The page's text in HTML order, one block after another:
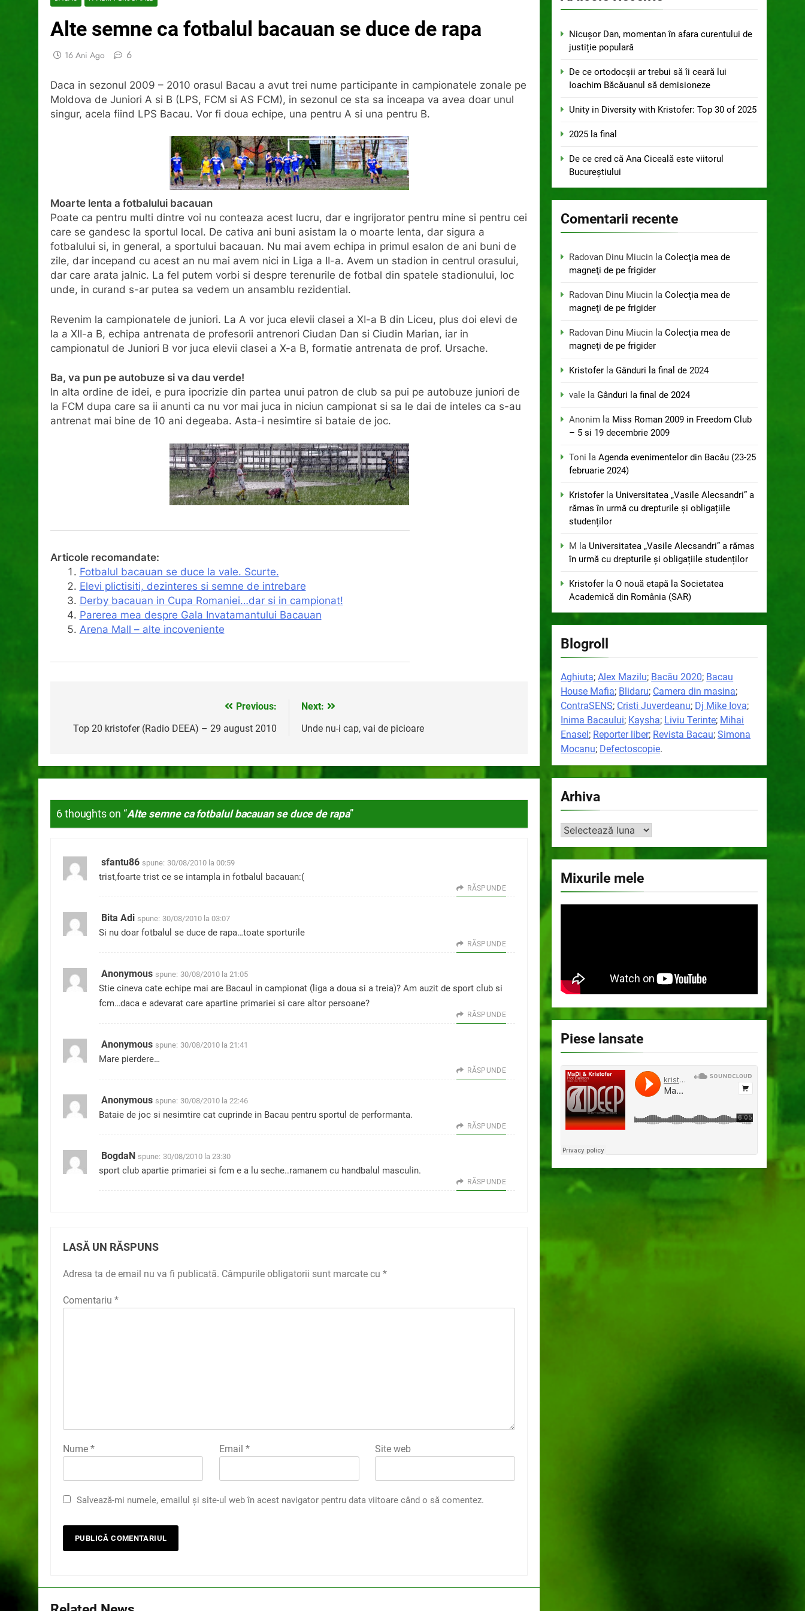
Alte semne ca fotbalul bacauan se duce de rapa
16 Ani Ago 6
Daca in sezonul 2009 – 2010 orasul Bacau a avut trei nume participante in campionatele zonale pe
Moldova de Juniori A si B (LPS, FCM si AS FCM), in sezonul ce sta sa inceapa va avea doar unul
singur, acela fiind LPS Bacau. Vor fi doua echipe, una pentru A si una pentru B.
Moarte lenta a fotbalului bacauan
Poate ca pentru multi dintre voi nu conteaza acest lucru, dar e ingrijorator pentru mine si pentru cei
care se gandesc la sportul local. De cativa ani buni asistam la o moarte lenta, dar sigura a
fotbalului si, in general, a sportului bacauan. Nu mai avem echipa in primul esalon de ani buni de
zile, dar incepand cu acest an nu mai avem nici in Liga a II-a. Avem un stadion in centrul orasului,
dar care arata jalnic. La fel putem vorbi si despre terenurile de fotbal din spatele stadionului, loc
unde, in curand s-ar putea sa vedem un ansamblu rezidential.
Revenim la campionatele de juniori. La A vor juca elevii clasei a XI-a B din Liceu, plus doi elevi de
la a XII-a B, echipa antrenata de profesorii antrenori Ciudan Dan si Ciudin Marian, iar in
campionatul de Juniori B vor juca elevii clasei a X-a B, formatie antrenata de prof. Ursache.
Ba, va pun pe autobuze si va dau verde!
In alta ordine de idei, e pura ipocrizie din partea unui patron de club sa pui pe autobuze juniori de
la FCM dupa care sa ii anunti ca nu vor mai juca in niciun campionat si sa le dai de inteles ca s-au
antrenat mai bine de 10 ani degeaba. Asta-i nesimtire si bataie de joc.
Articole recomandate:
Fotbalul bacauan se duce la vale. Scurte.
Elevi plictisiti, dezinteres si semne de intrebare
Derby bacauan in Cupa Romaniei…dar si in campionat!
Parerea mea despre Gala Invatamantului Bacauan
Arena Mall – alte incoveniente
în
Previous:
Top 20 kristofer (Radio DEEA) – 29 august 2010
Next:
Unde nu-i cap, vai de picioare
6 thoughts on “Alte semne ca fotbalul bacauan se duce de rapa”
sfantu86 spune: 30/08/2010 la 00:59
trist,foarte trist ce se intampla in fotbalul bacauan:(
RĂSPUNDE
Bita Adi spune: 30/08/2010 la 03:07
Si nu doar fotbalul se duce de rapa…toate sporturile
RĂSPUNDE
Anonymous spune: 30/08/2010 la 21:05
Stie cineva cate echipe mai are Bacaul in campionat (liga a doua si a treia)? Am auzit de sport club si
fcm…daca e adevarat care apartine primariei si care altor persoane?
RĂSPUNDE
Anonymous spune: 30/08/2010 la 21:41
Mare pierdere…
RĂSPUNDE
Anonymous spune: 30/08/2010 la 22:46
Bataie de joc si nesimtire cat cuprinde in Bacau pentru sportul de performanta.
RĂSPUNDE
BogdaN spune: 30/08/2010 la 23:30
sport club apartie primariei si fcm e a lu seche..ramanem cu handbalul masculin.
RĂSPUNDE
LASĂ UN RĂSPUNS
Adresa ta de email nu va fi publicată. Câmpurile obligatorii sunt marcate cu *
Comentariu *
Nume * Email * Site web
Salvează-mi numele, emailul și site-ul web în acest navigator pentru data viitoare când o să comentez.
Nicușor Dan, momentan în afara curentului de
justiție populară
De ce ortodocșii ar trebui să îi ceară lui
Ioachim Băcăuanul să demisioneze
Unity in Diversity with Kristofer: Top 30 of 2025
2025 la final
De ce cred că Ana Ciceală este viitorul
Bucureștiului
Comentarii recente
Radovan Dinu Miucin laColecţia mea de
magneţi de pe frigider
Radovan Dinu Miucin laColecţia mea de
magneţi de pe frigider
Radovan Dinu Miucin laColecţia mea de
magneţi de pe frigider
Kristofer laGânduri la final de 2024
vale laGânduri la final de 2024
Anonim la Miss Roman 2009 in Freedom Club
– 5 si 19 decembrie 2009
Toni laAgenda evenimentelor din Bacău (23-25
februarie 2024)
Kristofer la Universitatea „Vasile Alecsandri” a
rămas în urmă cu drepturile și obligațiile
studenților
M la Universitatea „Vasile Alecsandri” a rămas
în urmă cu drepturile și obligațiile studenților
Kristofer laO nouă etapă la Societatea
Academică din România (SAR)
Blogroll
Aghiuta;Alex Mazilu; Bacău 2020; Bacau
House Mafia; Blidaru; Camera din masina;
ContraSENS; Cristi Juverdeanu; Dj Mike Iova;
Inima Bacaului; Kaysha; Liviu Terinte; Mihai
Enasel; Reporter liber; Revista Bacau;Simona
Mocanu; Defectoscopie.
Arhiva
Arhiva
Mixurile mele
Piese lansate